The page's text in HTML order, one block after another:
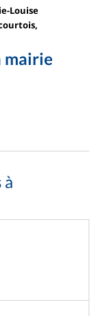
Louise
mairie